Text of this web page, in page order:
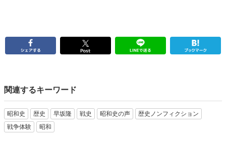
関連するキーワード
昭和史 歴史 早坂隆 戦史 昭和史の声
歴史ノンフィクション
戦争体験
昭和